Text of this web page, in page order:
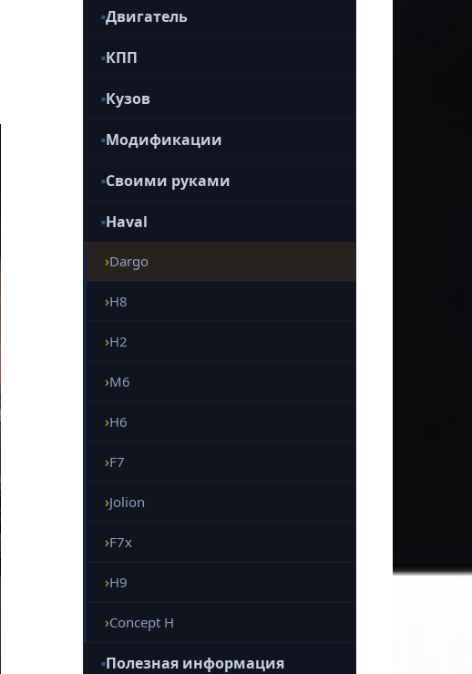
Двигатель
КПП
Кузов
Модификации
Своими руками
Haval
Dargo
H8
H2
M6
H6
F7
Jolion
F7x
H9
Concept H
Полезная информация